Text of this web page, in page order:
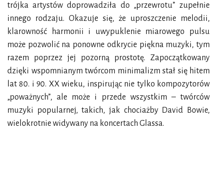
trójka artystów doprowadziła do „przewrotu” zupełnie
innego rodzaju. Okazuje się, że uproszczenie melodii,
klarowność harmonii i uwypuklenie miarowego pulsu
może pozwolić na ponowne odkrycie piękna muzyki, tym
razem poprzez jej pozorną prostotę. Zapoczątkowany
dzięki wspomnianym twórcom minimalizm stał się hitem
lat 80. i 90. XX wieku, inspirując nie tylko kompozytorów
„poważnych”, ale może i przede wszystkim – twórców
muzyki popularnej, takich, jak chociażby David Bowie,
wielokrotnie widywany na koncertach Glassa.